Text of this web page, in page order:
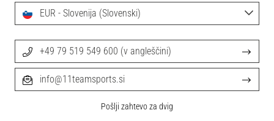
EUR - Slovenija (Slovenski)
+49 79 519 549 600 (v angleščini)
info@11teamsports.si
Pošlji zahtevo za dvig